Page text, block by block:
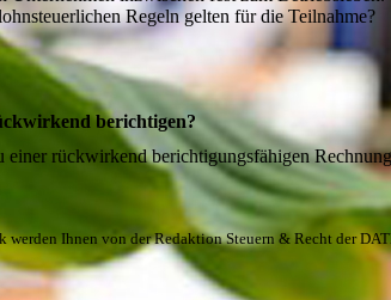
Regeln gelten für die Teilnahme?
berichtigen?
rückwirkend berichtigungsfähigen
Ihnen von der Redaktion Steuern & Recht der